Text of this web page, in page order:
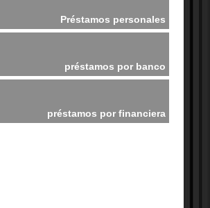
Préstamos personales
préstamos por banco
préstamos por financiera